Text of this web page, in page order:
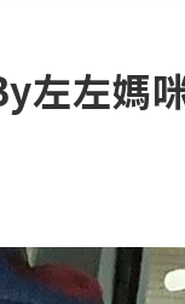
左左媽